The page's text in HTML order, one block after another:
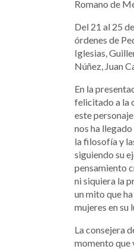
Romano de
Del 21 al 25
órdenes de
Iglesias,
Núñez, Juan
En la
felicitado a la
este
nos ha
la filosofía y
siguiendo su
pensamiento
ni siquiera la
un mito que
mujeres en su
La consejera
momento que